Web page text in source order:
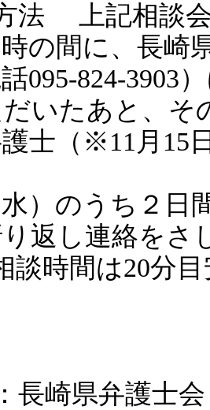
法 上記相談
の間に、長崎
095-824-3903
いたあと、そ
士（※11月15
）のうち２日
返し連絡をさ
談時間は20分
長崎県弁護士会